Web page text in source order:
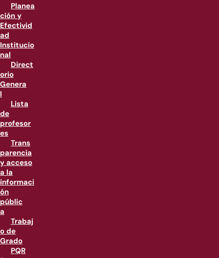
Planea
ción y
Efectivid
ad
Institucio
nal
Direct
orio
Genera
l
Lista
de
profesor
es
Trans
parencia
y acceso
a la
informaci
ón
públic
a
Trabaj
o de
Grado
PQR